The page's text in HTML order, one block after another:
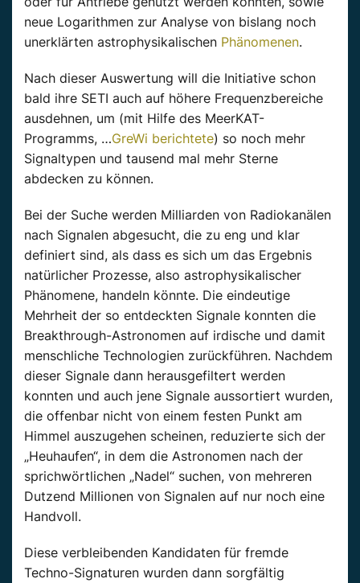
neue Logarithmen zur Analyse von bislang noch
unerklärten astrophysikalischen Phänomenen.
Nach dieser Auswertung will die Initiative schon
bald ihre SETI auch auf höhere Frequenzbereiche
ausdehnen, um (mit Hilfe des MeerKAT-
Programms, …GreWi berichtete) so noch mehr
Signaltypen und tausend mal mehr Sterne
abdecken zu können.
Bei der Suche werden Milliarden von Radiokanälen
nach Signalen abgesucht, die zu eng und klar
definiert sind, als dass es sich um das Ergebnis
natürlicher Prozesse, also astrophysikalischer
Phänomene, handeln könnte. Die eindeutige
Mehrheit der so entdeckten Signale konnten die
Breakthrough-Astronomen auf irdische und damit
menschliche Technologien zurückführen. Nachdem
dieser Signale dann herausgefiltert werden
konnten und auch jene Signale aussortiert wurden,
die offenbar nicht von einem festen Punkt am
Himmel auszugehen scheinen, reduzierte sich der
„Heuhaufen“, in dem die Astronomen nach der
sprichwörtlichen „Nadel“ suchen, von mehreren
Dutzend Millionen von Signalen auf nur noch eine
Handvoll.
Diese verbleibenden Kandidaten für fremde
Techno-Signaturen wurden dann sorgfältig